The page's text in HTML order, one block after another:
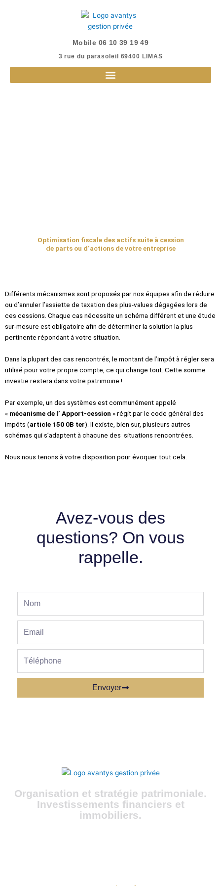
Mobile 06 10 39 19 49
3 rue du parasoleil 69400 LIMAS​
Optimisation fiscale des actifs suite à cession
de parts ou d’actions de votre entreprise
Différents mécanismes sont proposés par nos équipes afin de réduire
ou d’annuler l’assiette de taxation des plus-values dégagées lors de
ces cessions. Chaque cas nécessite un schéma différent et une étude
sur-mesure est obligatoire afin de déterminer la solution la plus
pertinente répondant à votre situation.
Dans la plupart des cas rencontrés, le montant de l’impôt à régler sera
utilisé pour votre propre compte, ce qui change tout. Cette somme
investie restera dans votre patrimoine !
Par exemple, un des systèmes est communément appelé
« mécanisme de l’ Apport-cession » régit par le code général des
impôts (article 150 0B ter). Il existe, bien sur, plusieurs autres
schémas qui s’adaptent à chacune des situations rencontrées.
Nous nous tenons à votre disposition pour évoquer tout cela.
Avez-vous des
questions? On vous
rappelle.
Envoyer
Organisation et stratégie patrimoniale.
Investissements financiers et
immobiliers.